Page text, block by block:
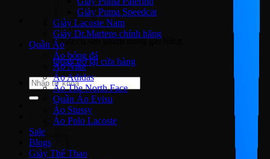
Chưa có sản phẩm trong giỏ hàng.
Quay trở lại cửa hàng
Tìm
kiếm:
Giỏ hàng
Giày Puma Speedcat
Giày Lacoste Nam
Giày Dr.Martens chính hãng
Quần Áo
Áo bóng đá
Áo Nike
Áo Adidas
Áo The North Face
Quần Áo Evisu
Áo Stussy
Áo Polo Lacoste
Sale
Blogs
Giày Thể Thao